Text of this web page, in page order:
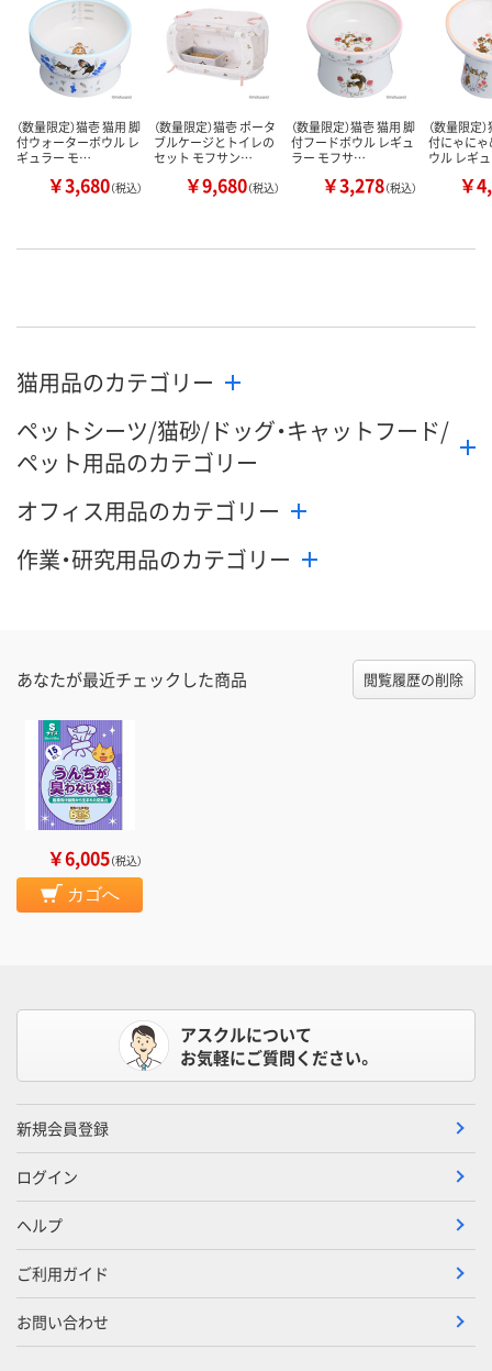
（数量限定）猫壱 猫用 脚
付ウォーターボウル レ
ギュラー モ…
￥3,680（税込）
（数量限定）猫壱 ポータ
ブルケージとトイレの
セット モフサン…
￥9,680（税込）
（数量限定）猫壱 猫用 脚
付フードボウル レギュ
ラー モフサ…
￥3,278（税込）
（数量限定
付にゃに
ウル レギ
￥
猫用品のカテゴリー
ペットシーツ/猫砂/ドッグ・キャットフード/
ペット用品のカテゴリー
オフィス用品のカテゴリー
作業・研究用品のカテゴリー
あなたが最近チェックした商品 閲覧履歴の削除
￥6,005（税込）
カゴへ
アスクルについて
お気軽にご質問ください。
新規会員登録
ログイン
ヘルプ
ご利用ガイド
お問い合わせ